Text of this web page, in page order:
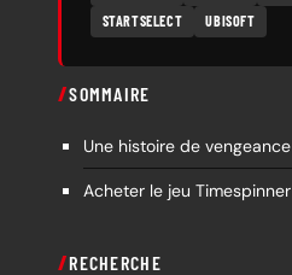
STARTSELECT
UBISOFT
SOMMAIRE
Une histoire de vengeance
Acheter le jeu Timespinner
RECHERCHE